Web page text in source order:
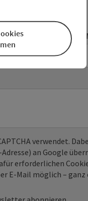
verwendet.
an Google
erforderlichen
E-Mail möglich – ganz